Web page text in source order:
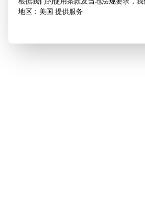
地区：美国 提供服务